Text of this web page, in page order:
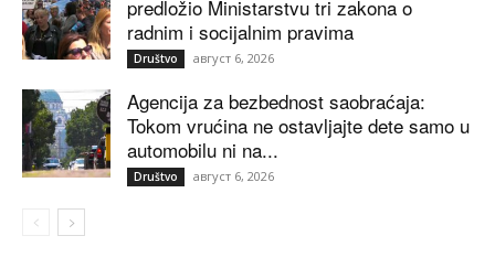
predložio Ministarstvu tri zakona o
radnim i socijalnim pravima
Društvo август 6, 2026
Agencija za bezbednost saobraćaja:
Tokom vrućina ne ostavljajte dete samo u
automobilu ni na...
Društvo август 6, 2026